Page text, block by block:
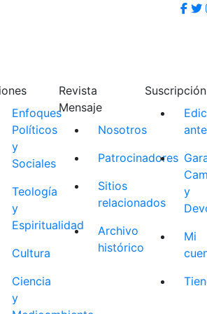
Enfoques
Políticos
y
Sociales
Teología
y
Espiritualidad
Cultura
Ciencia
y
Revista
Mensaje
Nosotros
Patrocinadores
Sitios
relacionados
Archivo
histórico
Suscripción
y
Mi